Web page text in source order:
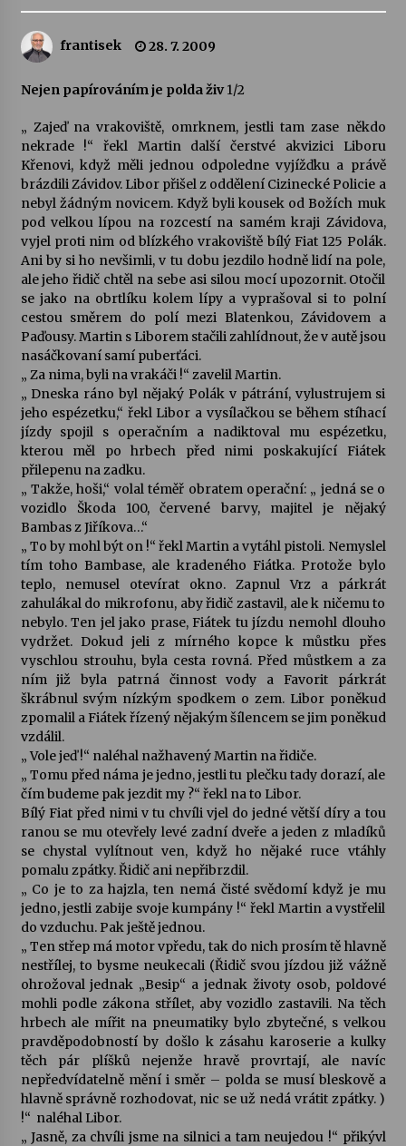
Vernisáž výstavy Josefíny Duškové: Stávám se
30. 7. 2026
Veselí muzikanti
30. 7. 2026
Pozvánka na integrační festival Quijotova
šedesátka: 28. 7.–1. 8. 2026
28. 7. 2026
Letní koncerty ve Stromovce: Kolchoz a
Jenakaši
28. 7. 2026
Votavžatský ploty
23. 7. 2026
Letní koncerty ve Stromovce: Rufus Miller
22. 7. 2026
Vysočinka
17. 7. 2026
Ozvěny prázdnin
14. 7. 2026
Za kulturou kousek za Humpolec. V Želivě ožije
odkaz Josefa Čapka
Varhanní recitál Michala Novenka v Klášteře
Želiv
3. 7. 2026
frantisek 28. 7. 2009
Nejen papírováním je polda živ1/2
„ Zajeď na vrakoviště, omrknem, jestli tam zase někdo
nekrade !“ řekl Martin další čerstvé akvizici Liboru
Křenovi, když měli jednou odpoledne vyjížďku a právě
brázdili Závidov. Libor přišel z oddělení Cizinecké Policie a
nebyl žádným novicem. Když byli kousek od Božích muk
pod velkou lípou na rozcestí na samém kraji Závidova,
vyjel proti nim od blízkého vrakoviště bílý Fiat 125 Polák.
Ani by si ho nevšimli, v tu dobu jezdilo hodně lidí na pole,
ale jeho řidič chtěl na sebe asi silou mocí upozornit. Otočil
se jako na obrtlíku kolem lípy a vyprašoval si to polní
cestou směrem do polí mezi Blatenkou, Závidovem a
Paďousy. Martin s Liborem stačili zahlídnout, že v autě jsou
nasáčkovaní samí puberťáci.
„ Za nima, byli na vrakáči !“ zavelil Martin.
„ Dneska ráno byl nějaký Polák v pátrání, vylustrujem si
jeho espézetku,“ řekl Libor a vysílačkou se během stíhací
jízdy spojil s operačním a nadiktoval mu espézetku,
kterou měl po hrbech před nimi poskakující Fiátek
přilepenu na zadku.
„ Takže, hoši,“ volal téměř obratem operační: „ jedná se o
vozidlo Škoda 100, červené barvy, majitel je nějaký
Bambas z Jiříkova…“
„ To by mohl být on !“ řekl Martin a vytáhl pistoli. Nemyslel
tím toho Bambase, ale kradeného Fiátka. Protože bylo
teplo, nemusel otevírat okno. Zapnul Vrz a párkrát
zahulákal do mikrofonu, aby řidič zastavil, ale k ničemu to
nebylo. Ten jel jako prase, Fiátek tu jízdu nemohl dlouho
vydržet. Dokud jeli z mírného kopce k můstku přes
vyschlou strouhu, byla cesta rovná. Před můstkem a za
ním již byla patrná činnost vody a Favorit párkrát
škrábnul svým nízkým spodkem o zem. Libor poněkud
zpomalil a Fiátek řízený nějakým šílencem se jim poněkud
vzdálil.
„ Vole jeď !“ naléhal nažhavený Martin na řidiče.
„ Tomu před náma je jedno, jestli tu plečku tady dorazí, ale
čím budeme pak jezdit my ?“ řekl na to Libor.
Bílý Fiat před nimi v tu chvíli vjel do jedné větší díry a tou
ranou se mu otevřely levé zadní dveře a jeden z mladíků
se chystal vylítnout ven, když ho nějaké ruce vtáhly
pomalu zpátky. Řidič ani nepřibrzdil.
„ Co je to za hajzla, ten nemá čisté svědomí když je mu
jedno, jestli zabije svoje kumpány !“ řekl Martin a vystřelil
do vzduchu. Pak ještě jednou.
„ Ten střep má motor vpředu, tak do nich prosím tě hlavně
nestřílej, to bysme neukecali (Řidič svou jízdou již vážně
ohrožoval jednak „Besip“ a jednak životy osob, poldové
mohli podle zákona střílet, aby vozidlo zastavili. Na těch
hrbech ale mířit na pneumatiky bylo zbytečné, s velkou
pravděpodobností by došlo k zásahu karoserie a kulky
těch pár plíšků nejenže hravě provrtají, ale navíc
nepředvídatelně mění i směr – polda se musí bleskově a
hlavně správně rozhodovat, nic se už nedá vrátit zpátky. )
!“ naléhal Libor.
„ Jasně, za chvíli jsme na silnici a tam neujedou !“ přikývl